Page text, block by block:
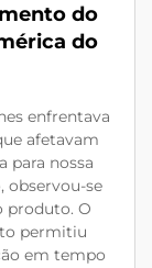
do
do
enfrentava
afetavam
para nossa
observou-se
produto. O
permitiu
em tempo